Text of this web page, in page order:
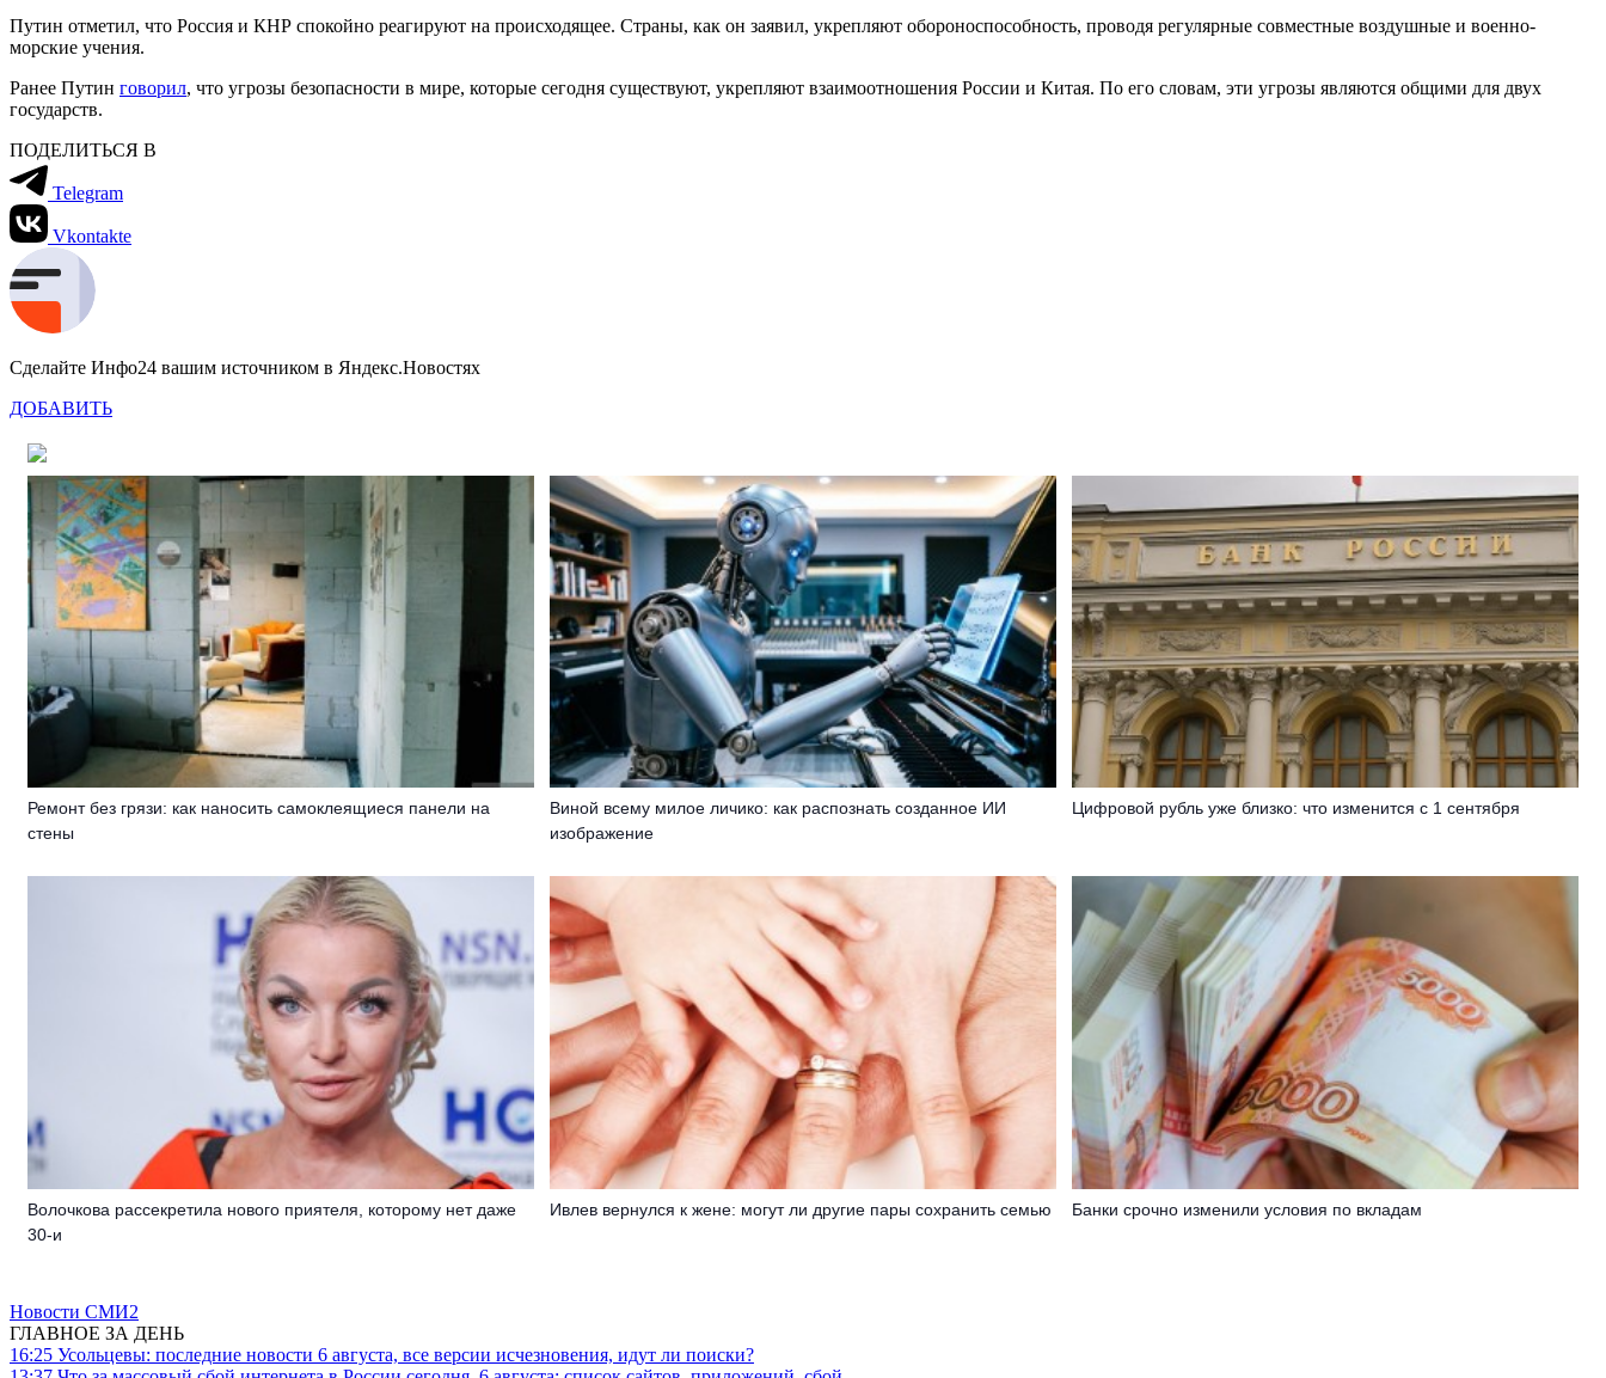
Путин отметил, что Россия и КНР спокойно реагируют на происходящее. Страны, как он заявил, укрепляют обороноспособность, проводя регулярные совместные воздушные и военно-
морские учения.
Ранее Путин говорил, что угрозы безопасности в мире, которые сегодня существуют, укрепляют взаимоотношения России и Китая. По его словам, эти угрозы являются общими для двух
государств.
ПОДЕЛИТЬСЯ В
Telegram
Vkontakte
Сделайте Инфо24 вашим источником в Яндекс.Новостях
ДОБАВИТЬ
Ремонт без грязи: как наносить самоклеящиеся панели на
стены
Виной всему милое личико: как распознать созданное ИИ
изображение
Цифровой рубль уже близко: что изменится с 1 сентября
Волочкова рассекретила нового приятеля, которому нет даже
30-и
Ивлев вернулся к жене: могут ли другие пары сохранить семью Банки срочно изменили условия по вкладам
Новости СМИ2
ГЛАВНОЕ ЗА ДЕНЬ
16:25 Усольцевы: последние новости 6 августа, все версии исчезновения, идут ли поиски?